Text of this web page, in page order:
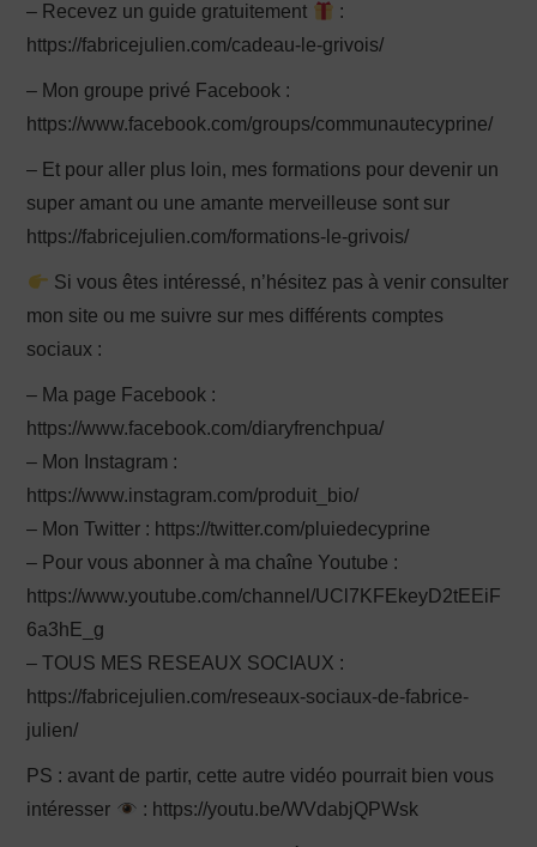
– Recevez un guide gratuitement
:
https://fabricejulien.com/cadeau-le-grivois/
– Mon groupe privé Facebook :
https://www.facebook.com/groups/communautecyprine/
– Et pour aller plus loin, mes formations pour devenir un
super amant ou une amante merveilleuse sont sur
https://fabricejulien.com/formations-le-grivois/
Si vous êtes intéressé, n’hésitez pas à venir consulter
mon site ou me suivre sur mes différents comptes
sociaux :
– Ma page Facebook :
https://www.facebook.com/diaryfrenchpua/
– Mon Instagram :
https://www.instagram.com/produit_bio/
– Mon Twitter : https://twitter.com/pluiedecyprine
– Pour vous abonner à ma chaîne Youtube :
https://www.youtube.com/channel/UCl7KFEkeyD2tEEiF
6a3hE_g
– TOUS MES RESEAUX SOCIAUX :
https://fabricejulien.com/reseaux-sociaux-de-fabrice-
julien/
PS : avant de partir, cette autre vidéo pourrait bien vous
intéresser
: https://youtu.be/WVdabjQPWsk